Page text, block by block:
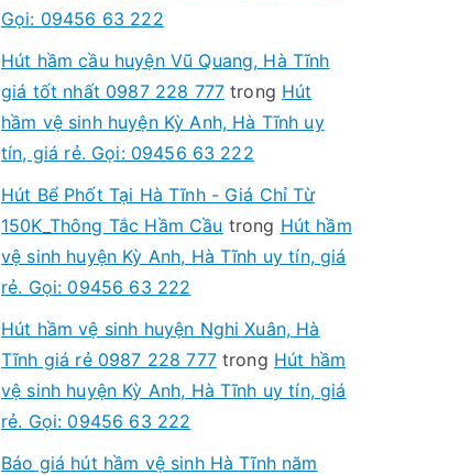
Gọi: 09456 63 222
Hút hầm cầu huyện Vũ Quang, Hà Tĩnh
giá tốt nhất 0987 228 777 trong Hút
hầm vệ sinh huyện Kỳ Anh, Hà Tĩnh uy
tín, giá rẻ. Gọi: 09456 63 222
Hút Bể Phốt Tại Hà Tĩnh - Giá Chỉ Từ
150K_Thông Tắc Hầm Cầu trong Hút hầm
vệ sinh huyện Kỳ Anh, Hà Tĩnh uy tín, giá
rẻ. Gọi: 09456 63 222
Hút hầm vệ sinh huyện Nghi Xuân, Hà
Tĩnh giá rẻ 0987 228 777trong Hút hầm
vệ sinh huyện Kỳ Anh, Hà Tĩnh uy tín, giá
rẻ. Gọi: 09456 63 222
Báo giá hút hầm vệ sinh Hà Tĩnh năm